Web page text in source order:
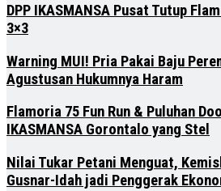
DPP IKASMANSA Pusat Tutup
3×3
Warning MUI! Pria Pakai Baju
Agustusan Hukumnya Haram
Flamoria 75 Fun Run & Puluhan
IKASMANSA Gorontalo yang Stel
Nilai Tukar Petani Menguat,
Gusnar-Idah jadi Penggerak